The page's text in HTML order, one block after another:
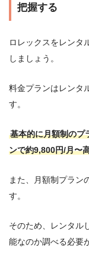
把握する
ロレックスをレンタ
しましょう。
料金プランはレンタ
す。
基本的に月額制のプ
ンで約9,800円/月〜
また、月額制プラン
す。
そのため、レンタル
能なのか調べる必要